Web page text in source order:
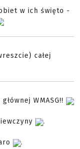
w ich święto -
całej
WMASG!!
.
.